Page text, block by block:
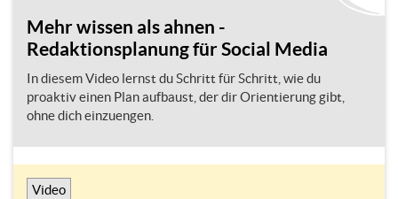
Mehr wissen als ahnen -
Redaktionsplanung für Social Media
In diesem Video lernst du Schritt für Schritt, wie du
proaktiv einen Plan aufbaust, der dir Orientierung gibt,
ohne dich einzuengen.
Video